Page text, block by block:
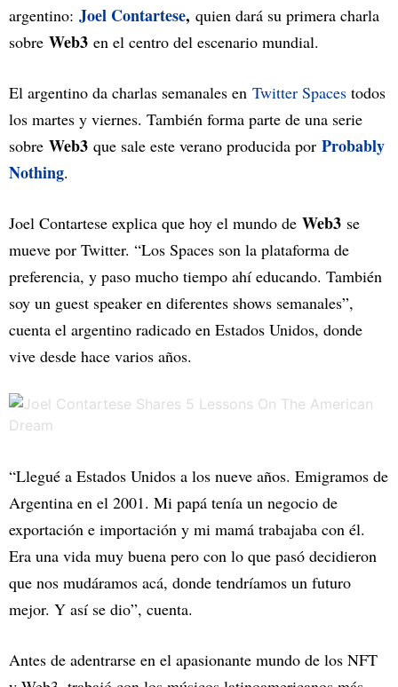
argentino: Joel Contartese, quien dará su primera charla
sobre Web3 en el centro del escenario mundial.
El argentino da charlas semanales en Twitter Spaces todos
los martes y viernes. También forma parte de una serie
sobre Web3 que sale este verano producida por Probably
Nothing.
Joel Contartese explica que hoy el mundo de Web3 se
mueve por Twitter. “Los Spaces son la plataforma de
preferencia, y paso mucho tiempo ahí educando. También
soy un guest speaker en diferentes shows semanales”,
cuenta el argentino radicado en Estados Unidos, donde
vive desde hace varios años.
“Llegué a Estados Unidos a los nueve años. Emigramos de
Argentina en el 2001. Mi papá tenía un negocio de
exportación e importación y mi mamá trabajaba con él.
Era una vida muy buena pero con lo que pasó decidieron
que nos mudáramos acá, donde tendríamos un futuro
mejor. Y así se dio”, cuenta.
Antes de adentrarse en el apasionante mundo de los NFT